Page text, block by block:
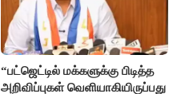
“பட்ஜெட்டில் மக்களுக்கு பிடித்த
அறிவிப்புகள் வெளியாகியிருப்பது